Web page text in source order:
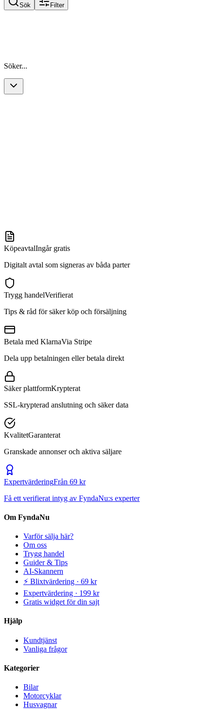
Sök Filter
Söker...
KöpeavtalIngår gratis
Digitalt avtal som signeras av båda parter
Trygg handelVerifierat
Tips & råd för säker köp och försäljning
Betala med KlarnaVia Stripe
Dela upp betalningen eller betala direkt
Säker plattformKrypterat
SSL-krypterad anslutning och säker data
KvalitetGaranterat
Granskade annonser och aktiva säljare
ExpertvärderingFrån 69 kr
Få ett verifierat intyg av FyndaNu:s experter
Om FyndaNu
Varför sälja här?
Om oss
Trygg handel
Guider & Tips
AI-Skannern
⚡ Blixtvärdering · 69 kr
Expertvärdering · 199 kr
Gratis widget för din sajt
Hjälp
Kundtjänst
Vanliga frågor
Kategorier
Bilar
Motorcyklar
Husvagnar